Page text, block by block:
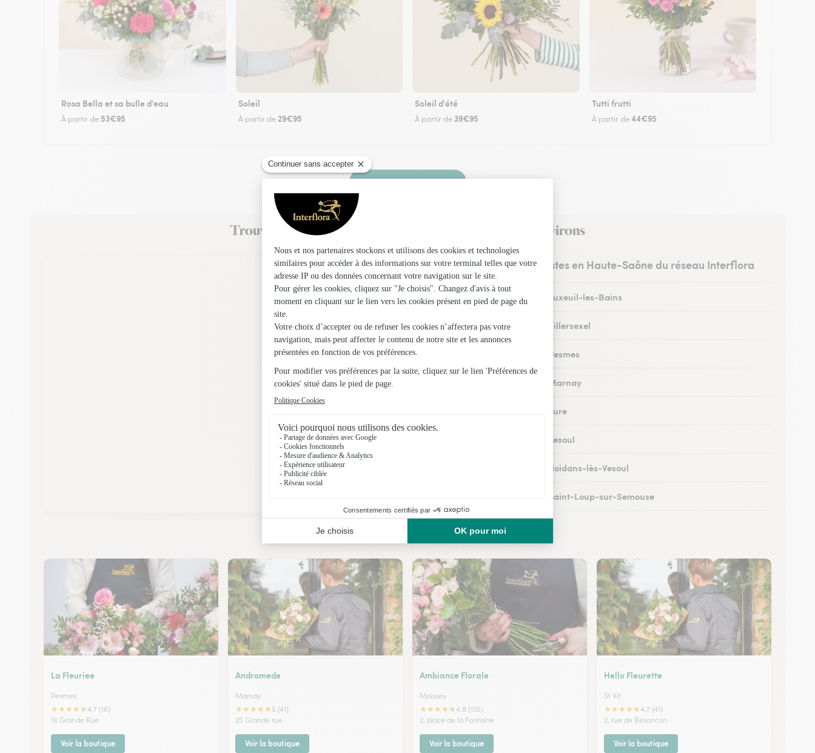
Rosa Bella et sa bulle d'eau
À partir de 53€95
Soleil
À partir de 29€95
Soleil d'été
À partir de 39€95
Tutti frutti
À partir de44€95
Faire livrer des fleurs
Trouvez un fleuriste Interflora à Bresilley et dans ses environs
Les fleuristes en Haute-Saône du réseau Interflora
Fleuristes à Luxeuil-les-Bains
Fleuristes à Villersexel
Fleuristes à Pesmes
Fleuristes à Marnay
Fleuristes à Lure
Fleuristes à Vesoul
Fleuristes à Noidans-lès-Vesoul
Fleuristes à Saint-Loup-sur-Semouse
Nos fleuristes à Bresilley
La Fleuriee
Pesmes
★★★★★4.7 (16)
16 Grande Rue
Voir la boutique
Andromede
Marnay
★★★★★ 5 (41)
25 Grande rue
Voir la boutique
Ambiance Florale
Moissey
★★★★★4.8 (135)
2, place de la Fontaine
Voir la boutique
Hello Fleurette
St Vit
★★★★★4.7 (41)
2, rue de Besancon
Voir la boutique